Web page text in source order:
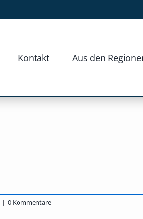
Kontakt Aus den
| 0 Kommentare